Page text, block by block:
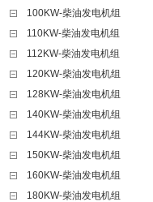
100KW-柴油发电机组
110KW-柴油发电机组
112KW-柴油发电机组
120KW-柴油发电机组
128KW-柴油发电机组
140KW-柴油发电机组
144KW-柴油发电机组
150KW-柴油发电机组
160KW-柴油发电机组
180KW-柴油发电机组